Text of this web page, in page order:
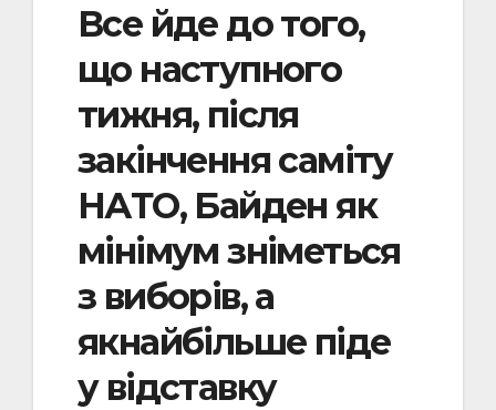
Все йде до того,
що наступного
тижня, після
закінчення саміту
НАТО, Байден як
мінімум зніметься
з виборів, а
якнайбільше піде
у відставку